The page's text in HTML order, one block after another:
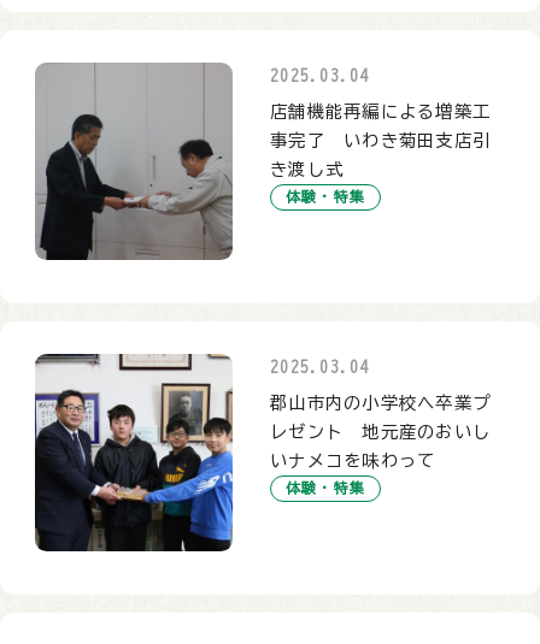
2025.03.04
店舗機能再編による増築工
事完了 いわき菊田支店引
き渡し式
体験・特集
2025.03.04
郡山市内の小学校へ卒業プ
レゼント 地元産のおいし
いナメコを味わって
体験・特集